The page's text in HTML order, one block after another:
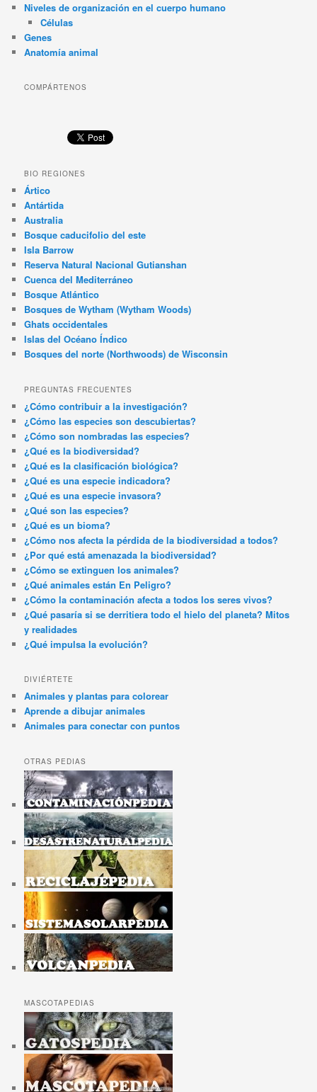
Niveles de organización en el cuerpo humano
Células
Genes
Anatomía animal
COMPÁRTENOS
BIO REGIONES
Ártico
Antártida
Australia
Bosque caducifolio del este
Isla Barrow
Reserva Natural Nacional Gutianshan
Cuenca del Mediterráneo
Bosque Atlántico
Bosques de Wytham (Wytham Woods)
Ghats occidentales
Islas del Océano Índico
Bosques del norte (Northwoods) de Wisconsin
PREGUNTAS FRECUENTES
¿Cómo contribuir a la investigación?
¿Cómo las especies son descubiertas?
¿Cómo son nombradas las especies?
¿Qué es la biodiversidad?
¿Qué es la clasificación biológica?
¿Qué es una especie indicadora?
¿Qué es una especie invasora?
¿Qué son las especies?
¿Qué es un bioma?
¿Cómo nos afecta la pérdida de la biodiversidad a todos?
¿Por qué está amenazada la biodiversidad?
¿Cómo se extinguen los animales?
¿Qué animales están En Peligro?
¿Cómo la contaminación afecta a todos los seres vivos?
¿Qué pasaría si se derritiera todo el hielo del planeta? Mitos
y realidades
¿Qué impulsa la evolución?
DIVIÉRTETE
Animales y plantas para colorear
Aprende a dibujar animales
Animales para conectar con puntos
OTRAS PEDIAS
MASCOTAPEDIAS